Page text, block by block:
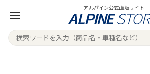
アルパイン公式直販サイト